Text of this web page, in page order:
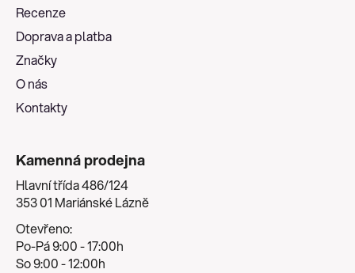
Recenze
Doprava a platba
Značky
O nás
Kontakty
Kamenná prodejna
Hlavní třída 486/124
353 01 Mariánské Lázně
Otevřeno:
Po-Pá 9:00 - 17:00h
So 9:00 - 12:00h